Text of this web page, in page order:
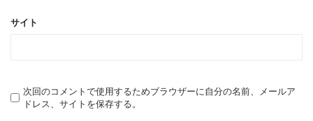
サイト
次回のコメントで使用するためブラウザーに自分の名前、メールア
ドレス、サイトを保存する。